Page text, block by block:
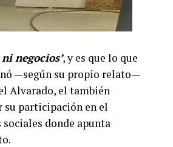
negocios’, y es que lo que
—según su propio relato—
Alvarado, el también
participación en el
donde apunta